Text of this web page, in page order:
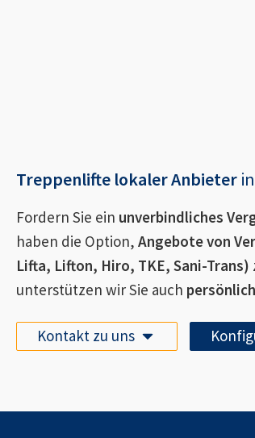
Treppenlifte lokaler Anbieter
Fordern Sie ein unverbindliches
haben die Option, Angebote von
Lifta, Lifton, Hiro, TKE, Sani-Trans)
unterstützen wir Sie auch
Kontakt zu uns